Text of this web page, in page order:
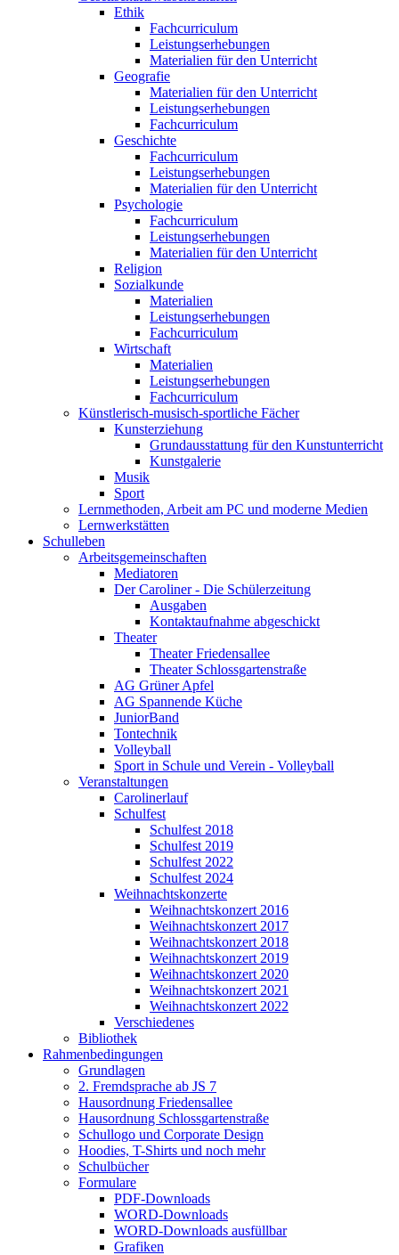
Ethik
Fachcurriculum
Leistungserhebungen
Materialien für den Unterricht
Geografie
Materialien für den Unterricht
Leistungserhebungen
Fachcurriculum
Geschichte
Fachcurriculum
Leistungserhebungen
Materialien für den Unterricht
Psychologie
Fachcurriculum
Leistungserhebungen
Materialien für den Unterricht
Religion
Sozialkunde
Materialien
Leistungserhebungen
Fachcurriculum
Wirtschaft
Materialien
Leistungserhebungen
Fachcurriculum
Künstlerisch-musisch-sportliche Fächer
Kunsterziehung
Grundausstattung für den Kunstunterricht
Kunstgalerie
Musik
Sport
Lernmethoden, Arbeit am PC und moderne Medien
Lernwerkstätten
Schulleben
Arbeitsgemeinschaften
Mediatoren
Der Caroliner - Die Schülerzeitung
Ausgaben
Kontaktaufnahme abgeschickt
Theater
Theater Friedensallee
Theater Schlossgartenstraße
AG Grüner Apfel
AG Spannende Küche
JuniorBand
Tontechnik
Volleyball
Sport in Schule und Verein - Volleyball
Veranstaltungen
Carolinerlauf
Schulfest
Schulfest 2018
Schulfest 2019
Schulfest 2022
Schulfest 2024
Weihnachtskonzerte
Weihnachtskonzert 2016
Weihnachtskonzert 2017
Weihnachtskonzert 2018
Weihnachtskonzert 2019
Weihnachtskonzert 2020
Weihnachtskonzert 2021
Weihnachtskonzert 2022
Verschiedenes
Bibliothek
Rahmenbedingungen
Grundlagen
2. Fremdsprache ab JS 7
Hausordnung Friedensallee
Hausordnung Schlossgartenstraße
Schullogo und Corporate Design
Hoodies, T-Shirts und noch mehr
Schulbücher
Formulare
PDF-Downloads
WORD-Downloads
WORD-Downloads ausfüllbar
Grafiken